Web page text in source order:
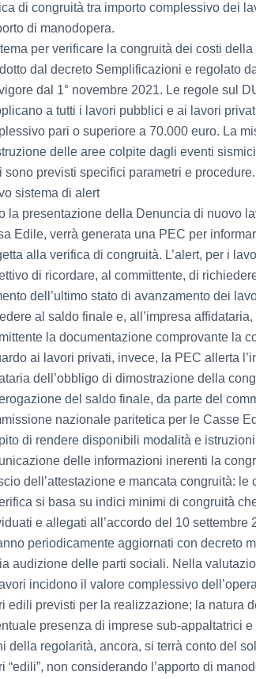
di congruità tra importo complessivo dei
di manodopera.
per verificare la congruità dei costi
dal decreto Semplificazioni e regolato
dal 1° novembre 2021. Le regole sul
a tutti i lavori pubblici e ai lavori
pari o superiore a 70.000 euro. La
delle aree colpite dagli eventi
sono previsti specifici parametri e procedure.
sistema di alert
la presentazione della Denuncia di nuovo
Edile, verrà generata una PEC per
alla verifica di congruità. L’alert, per i
di ricordare, al committente, di
dell’ultimo stato di avanzamento dei
al saldo finale e, all’impresa affidataria,
la documentazione comprovante la
ai lavori privati, invece, la PEC allerta
dell’obbligo di dimostrazione della
del saldo finale, da parte del
nazionale paritetica per le Casse
di rendere disponibili modalità e
delle informazioni inerenti la
dell’attestazione e mancata congruità: le
si basa su indici minimi di congruità
e allegati all’accordo del 10 settembre
periodicamente aggiornati con decreto
audizione delle parti sociali. Nella
incidono il valore complessivo
edili previsti per la realizzazione; la natura
presenza di imprese sub-appaltatrici
della regolarità, ancora, si terrà conto del
“edili”, non considerando l’apporto di